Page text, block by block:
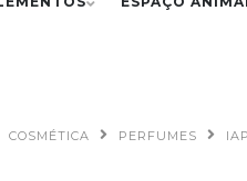
COSMÉTICA PERFUMES IAP